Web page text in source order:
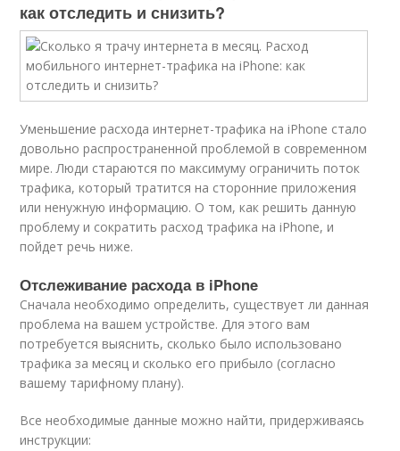
как отследить и снизить?
Уменьшение расхода интернет-трафика на iPhone стало
довольно распространенной проблемой в современном
мире. Люди стараются по максимуму ограничить поток
трафика, который тратится на сторонние приложения
или ненужную информацию. О том, как решить данную
проблему и сократить расход трафика на iPhone, и
пойдет речь ниже.
Отслеживание расхода в iPhone
Сначала необходимо определить, существует ли данная
проблема на вашем устройстве. Для этого вам
потребуется выяснить, сколько было использовано
трафика за месяц и сколько его прибыло (согласно
вашему тарифному плану).
Все необходимые данные можно найти, придерживаясь
инструкции: